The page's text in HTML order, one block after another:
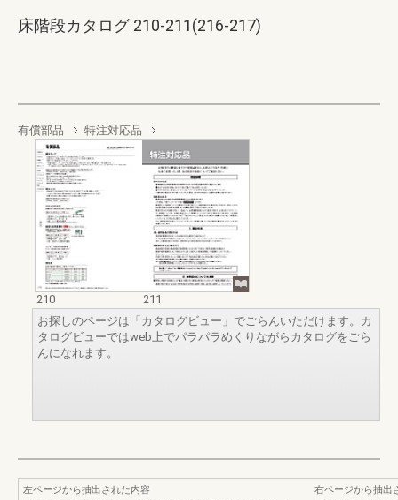
床階段カタログ 210-211(216-217)
有償部品 特注対応品
210
211
お探しのページは「カタログビュー」でごらんいただけます。カ
タログビューではweb上でパラパラめくりながらカタログをごら
んになれます。
左ページから抽出された内容
右ページから抽出